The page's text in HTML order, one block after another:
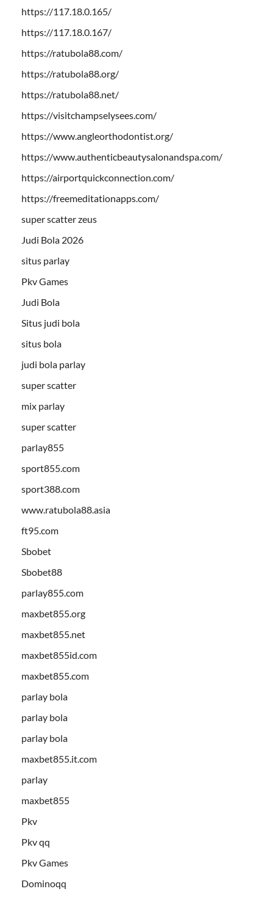
https://117.18.0.165/
https://117.18.0.167/
https://ratubola88.com/
https://ratubola88.org/
https://ratubola88.net/
https://visitchampselysees.com/
https://www.angleorthodontist.org/
https://www.authenticbeautysalonandspa.com/
https://airportquickconnection.com/
https://freemeditationapps.com/
super scatter zeus
Judi Bola 2026
situs parlay
Pkv Games
Judi Bola
Situs judi bola
situs bola
judi bola parlay
super scatter
mix parlay
super scatter
parlay855
sport855.com
sport388.com
www.ratubola88.asia
ft95.com
Sbobet
Sbobet88
parlay855.com
maxbet855.org
maxbet855.net
maxbet855id.com
maxbet855.com
parlay bola
parlay bola
parlay bola
maxbet855.it.com
parlay
maxbet855
Pkv
Pkv qq
Pkv Games
Dominoqq